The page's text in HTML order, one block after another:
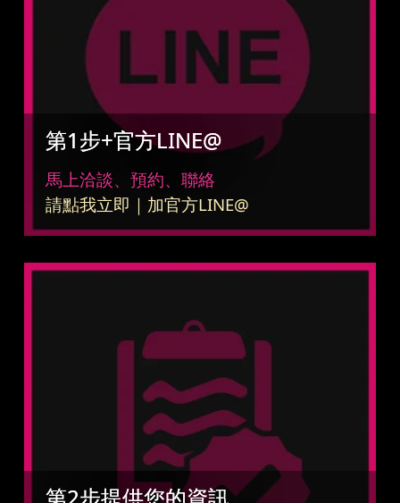
第1步+官方LINE@
馬上洽談、預約、聯絡
請點我立即｜加官方LINE@